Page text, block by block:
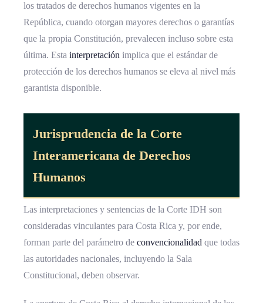
los tratados de derechos humanos vigentes en la
República, cuando otorgan mayores derechos o garantías
que la propia Constitución, prevalecen incluso sobre esta
última. Esta interpretación implica que el estándar de
protección de los derechos humanos se eleva al nivel más
garantista disponible.
Jurisprudencia de la Corte
Interamericana de Derechos
Humanos
Las interpretaciones y sentencias de la Corte IDH son
consideradas vinculantes para Costa Rica y, por ende,
forman parte del parámetro de convencionalidad que todas
las autoridades nacionales, incluyendo la Sala
Constitucional, deben observar.